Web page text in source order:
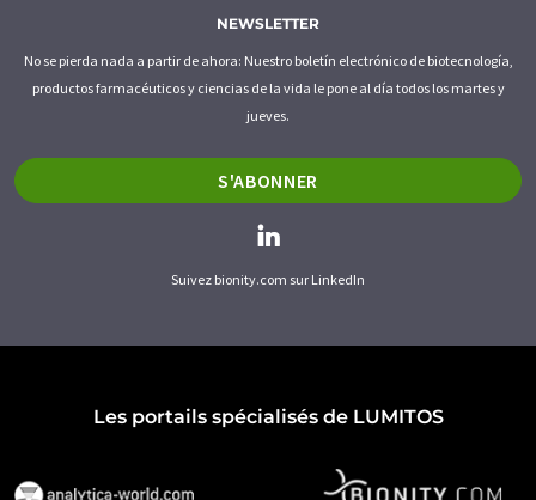
NEWSLETTER
No se pierda nada a partir de ahora: Nuestro boletín electrónico de biotecnología,
productos farmacéuticos y ciencias de la vida le pone al día todos los martes y
jueves.
S'ABONNER
Suivez bionity.com sur LinkedIn
Les portails spécialisés de LUMITOS